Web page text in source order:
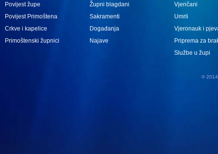
Povijest župe
Povijest Primoštena
Crkve i kapelice
Primoštenski župnici
Župni blagdani
Sakramenti
Događanja
Najave
Vjenčani
Umrli
Vjeronauk i
Priprema za
Službe u župi
© 2014